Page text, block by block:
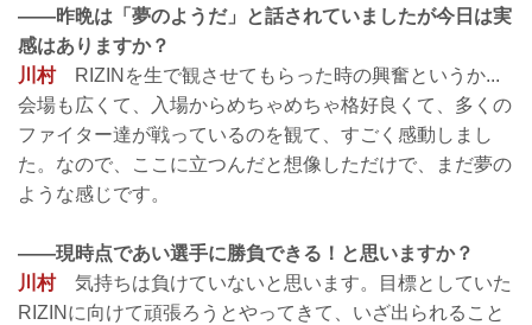
——昨晩は「夢のようだ」と話されていましたが今日は実
感はありますか？
川村RIZINを生で観させてもらった時の興奮というか...
会場も広くて、入場からめちゃめちゃ格好良くて、多くの
ファイター達が戦っているのを観て、すごく感動しまし
た。なので、ここに立つんだと想像しただけで、まだ夢の
ような感じです。
——現時点であい選手に勝負できる！と思いますか？
川村気持ちは負けていないと思います。目標としていた
RIZINに向けて頑張ろうとやってきて、いざ出られること